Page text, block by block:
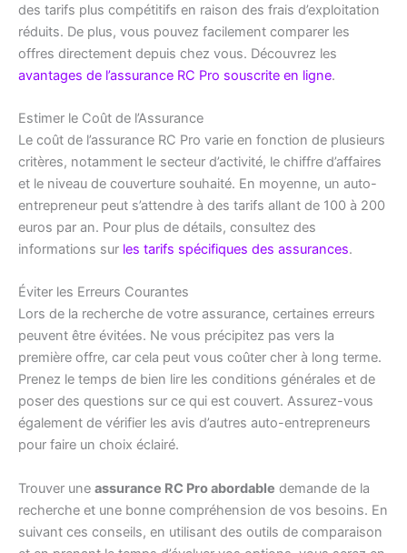
des tarifs plus compétitifs en raison des frais d’exploitation
réduits. De plus, vous pouvez facilement comparer les
offres directement depuis chez vous. Découvrez les
avantages de l’assurance RC Pro souscrite en ligne.
Estimer le Coût de l’Assurance
Le coût de l’assurance RC Pro varie en fonction de plusieurs
critères, notamment le secteur d’activité, le chiffre d’affaires
et le niveau de couverture souhaité. En moyenne, un auto-
entrepreneur peut s’attendre à des tarifs allant de 100 à 200
euros par an. Pour plus de détails, consultez des
informations sur les tarifs spécifiques des assurances.
Éviter les Erreurs Courantes
Lors de la recherche de votre assurance, certaines erreurs
peuvent être évitées. Ne vous précipitez pas vers la
première offre, car cela peut vous coûter cher à long terme.
Prenez le temps de bien lire les conditions générales et de
poser des questions sur ce qui est couvert. Assurez-vous
également de vérifier les avis d’autres auto-entrepreneurs
pour faire un choix éclairé.
Trouver une assurance RC Pro abordable demande de la
recherche et une bonne compréhension de vos besoins. En
suivant ces conseils, en utilisant des outils de comparaison